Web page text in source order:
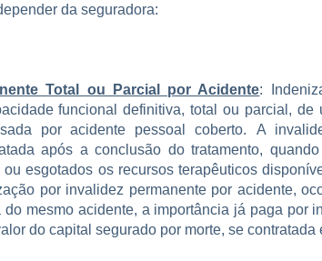
da seguradora:
Total ou Parcial por Acidente:
funcional definitiva, total ou parcial, de
por acidente pessoal coberto. A
após a conclusão do tratamento,
ou esgotados os recursos terapêuticos
por invalidez permanente por acidente,
do mesmo acidente, a importância já paga por
do capital segurado por morte, se contratada